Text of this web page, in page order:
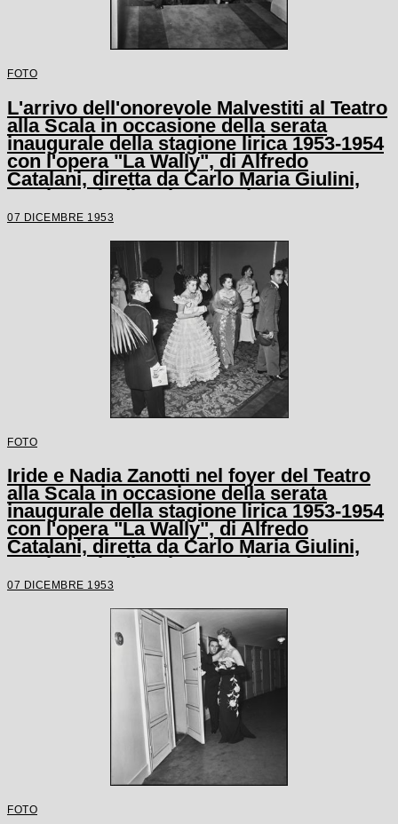
FOTO
L'arrivo dell'onorevole Malvestiti al Teatro
alla Scala in occasione della serata
inaugurale della stagione lirica 1953-1954
con l'opera "La Wally", di Alfredo
Catalani, diretta da Carlo Maria Giulini,
con la regia di Tatiana Pavlova
07 DICEMBRE 1953
FOTO
Iride e Nadia Zanotti nel foyer del Teatro
alla Scala in occasione della serata
inaugurale della stagione lirica 1953-1954
con l'opera "La Wally", di Alfredo
Catalani, diretta da Carlo Maria Giulini,
con la regia di Tatiana Pavlova
07 DICEMBRE 1953
FOTO